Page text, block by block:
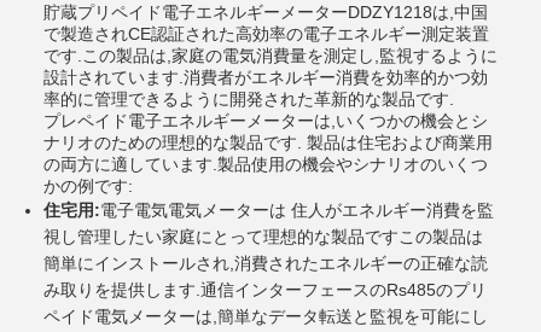
貯蔵プリペイド電子エネルギーメーターDDZY1218は,中国
で製造されCE認証された高効率の電子エネルギー測定装置
です.この製品は,家庭の電気消費量を測定し,監視するように
設計されています.消費者がエネルギー消費を効率的かつ効
率的に管理できるように開発された革新的な製品です.
プレペイド電子エネルギーメーターは,いくつかの機会とシ
ナリオのための理想的な製品です. 製品は住宅および商業用
の両方に適しています.製品使用の機会やシナリオのいくつ
かの例です:
住宅用:電子電気電気メーターは 住人がエネルギー消費を監
視し管理したい家庭にとって理想的な製品ですこの製品は
簡単にインストールされ,消費されたエネルギーの正確な読
み取りを提供します.通信インターフェースのRs485のプリ
ペイド電気メーターは,簡単なデータ転送と監視を可能にし